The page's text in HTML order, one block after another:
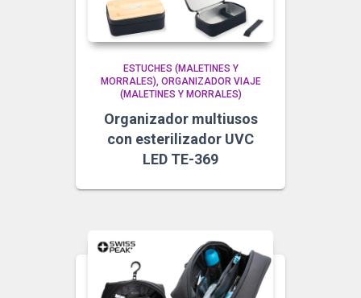
ESTUCHES (MALETINES Y
MORRALES) ORGANIZADOR VIAJE
(MALETINES Y MORRALES)
Organizador multiusos
con esterilizador UVC
LED TE-369